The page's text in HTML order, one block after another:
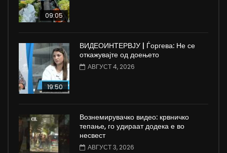
09:05
19:50
ВИДЕОИНТЕРВЈУ | Ѓоргева: Не се
откажувајте од доењето
АВГУСТ 4, 2026
Вознемирувачко видео: крвничко
тепање, го удираат додека е во
несвест
АВГУСТ 3, 2026